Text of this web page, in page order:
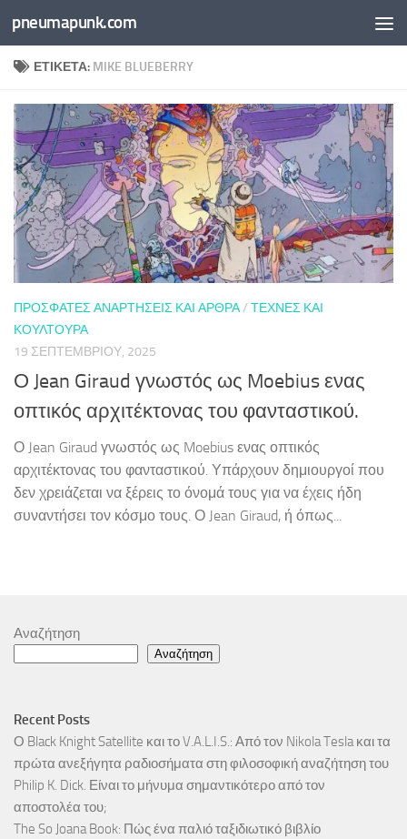
Skip to content
pneumapunk.com
ΕΤΙΚΈΤΑ: MIKE BLUEBERRY
ΠΡΌΣΦΑΤΕΣ ΑΝΑΡΤΉΣΕΙΣ ΚΑΙ ΆΡΘΡΑ/ ΤΈΧΝΕΣ ΚΑΙ
ΚΟΥΛΤΟΎΡΑ
19 ΣΕΠΤΕΜΒΡΊΟΥ, 2025
Ο Jean Giraud γνωστός ως Moebius ενας
οπτικός αρχιτέκτονας του φανταστικού.
Ο Jean Giraud γνωστός ως Moebius ενας οπτικός
αρχιτέκτονας του φανταστικού. Υπάρχουν δημιουργοί που
δεν χρειάζεται να ξέρεις το όνομά τους για να έχεις ήδη
συναντήσει τον κόσμο τους. Ο Jean Giraud, ή όπως...
Αναζήτηση
Αναζήτηση
Recent Posts
Ο Black Knight Satellite και το V.A.L.I.S.: Από τον Nikola Tesla και τα
πρώτα ανεξήγητα ραδιοσήματα στη φιλοσοφική αναζήτηση του
Philip K. Dick. Είναι το μήνυμα σημαντικότερο από τον
αποστολέα του;
The So Joana Book: Πώς ένα παλιό ταξιδιωτικό βιβλίο